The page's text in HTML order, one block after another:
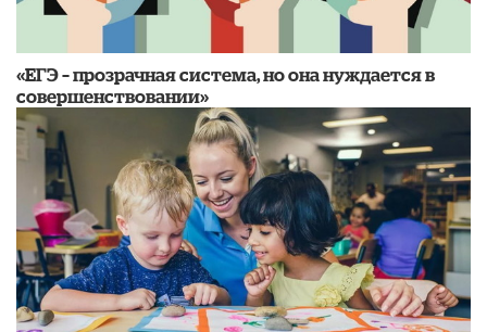
«ЕГЭ – прозрачная система, но она нуждается в
совершенствовании»